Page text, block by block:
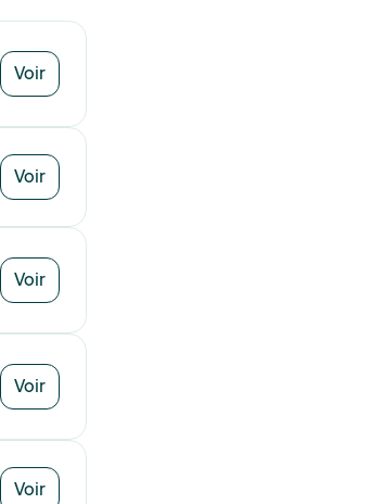
Voir
Voir
Voir
Voir
Voir